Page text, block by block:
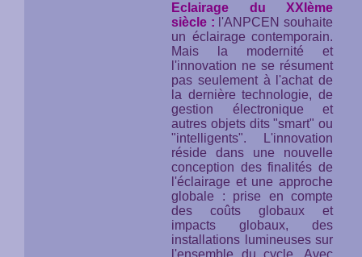
Eclairage du XXIème
siècle : l'ANPCEN souhaite
un éclairage contemporain.
Mais la modernité et
l'innovation ne se résument
pas seulement à l'achat de
la dernière technologie, de
gestion électronique et
autres objets dits "smart" ou
"intelligents". L'innovation
réside dans une nouvelle
conception des finalités de
l'éclairage et une approche
globale : prise en compte
des coûts globaux et
impacts globaux, des
installations lumineuses sur
l'ensemble du cycle. Avec